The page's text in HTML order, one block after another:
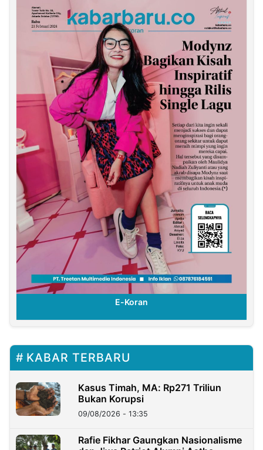
E-Koran
KABAR TERBARU
Kasus Timah, MA: Rp271 Triliun
Bukan Korupsi
09/08/2026 - 13:35
Rafie Fikhar Gaungkan Nasionalisme